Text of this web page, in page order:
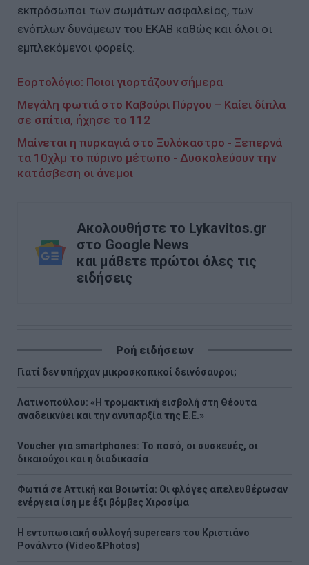
εκπρόσωποι των σωμάτων ασφαλείας, των
ενόπλων δυνάμεων του ΕKAB καθώς και όλοι οι
εμπλεκόμενοι φορείς.
Εορτολόγιο: Ποιοι γιορτάζουν σήμερα
Μεγάλη φωτιά στο Καβούρι Πύργου – Καίει δίπλα
σε σπίτια, ήχησε το 112
Μαίνεται η πυρκαγιά στο Ξυλόκαστρο - Ξεπερνά
τα 10χλμ το πύρινο μέτωπο - Δυσκολεύουν την
κατάσβεση οι άνεμοι
Ακολουθήστε το Lykavitos.gr
στο Google News
και μάθετε πρώτοι όλες τις
ειδήσεις
Ροή ειδήσεων
Γιατί δεν υπήρχαν μικροσκοπικοί δεινόσαυροι;
Λατινοπούλου: «Η τρομακτική εισβολή στη Θέουτα
αναδεικνύει και την ανυπαρξία της Ε.Ε.»
Voucher για smartphones: Το ποσό, οι συσκευές, οι
δικαιούχοι και η διαδικασία
Φωτιά σε Αττική και Βοιωτία: Οι φλόγες απελευθέρωσαν
ενέργεια ίση με έξι βόμβες Χιροσίμα
H εντυπωσιακή συλλογή supercars του Κριστιάνο
Ρονάλντο (Video&Photos)